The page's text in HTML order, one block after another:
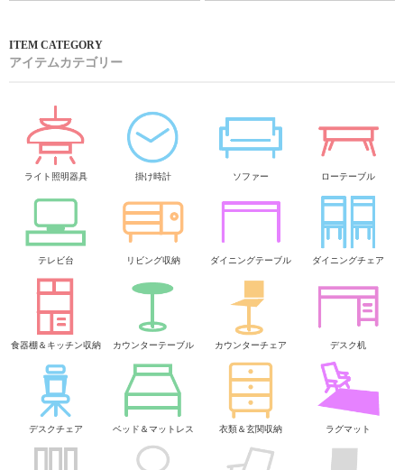
アイテムカテゴリー
ライト照明器具 掛け時計 ソファー ローテーブル
テレビ台 リビング収納 ダイニングテーブル ダイニングチェア
食器棚＆キッチン収納 カウンターテーブル カウンターチェア デスク机
デスクチェア ベッド＆マットレス 衣類＆玄関収納 ラグマット